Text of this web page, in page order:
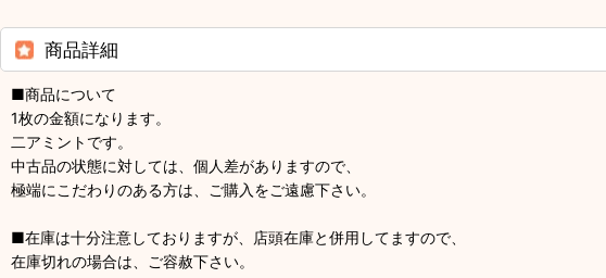
商品詳細
■商品について
1枚の金額になります。
二アミントです。
中古品の状態に対しては、個人差がありますので、
極端にこだわりのある方は、ご購入をご遠慮下さい。
■在庫は十分注意しておりますが、店頭在庫と併用してますので、
在庫切れの場合は、ご容赦下さい。